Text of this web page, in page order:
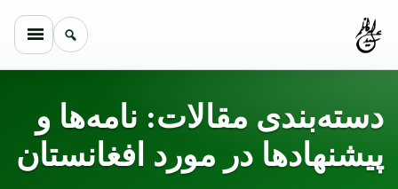
دسته‌بندی مقالات: نامه‌ها و
پیشنهادها در مورد افغانستان